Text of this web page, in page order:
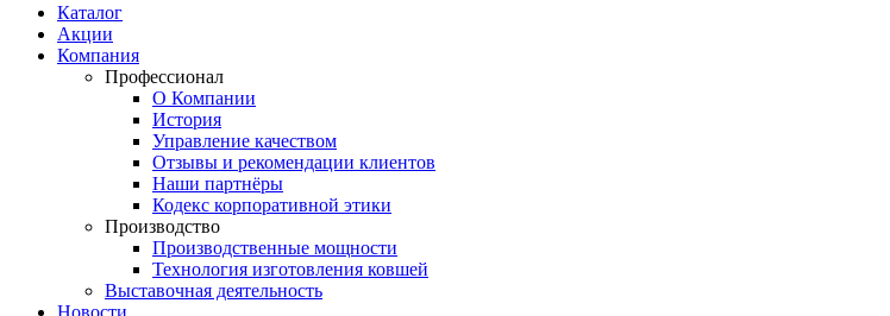
Каталог
Акции
Компания
Профессионал
О Компании
История
Управление качеством
Отзывы и рекомендации клиентов
Наши партнёры
Кодекс корпоративной этики
Производство
Производственные мощности
Технология изготовления ковшей
Выставочная деятельность
Новости